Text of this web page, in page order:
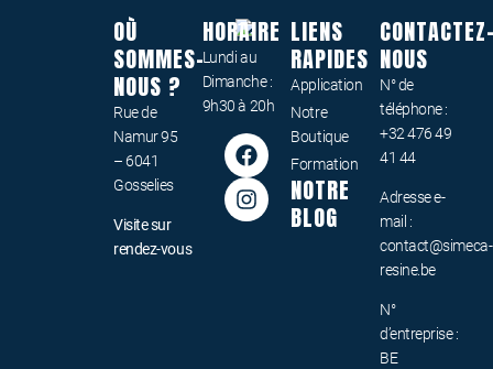
OÙ
SOMMES-
NOUS ?
Rue de
Namur 95
– 6041
Gosselies
Visite sur
rendez-vous
HORAIRE
Lundi au
Dimanche :
9h30 à 20h
LIENS
RAPIDES
Application
Notre
Boutique
Formation
NOTRE
BLOG
NOUS
N° de
téléphone :
+32 476 49
41 44
Adresse e-
mail :
contact@simeca-
resine.be
N°
d’entreprise :
BE